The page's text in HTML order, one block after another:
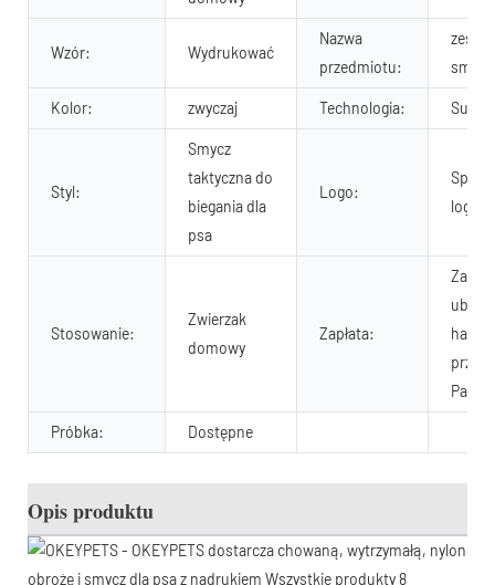
Wzór: Wydrukować
Nazwa
przedmiotu:
Kolor: zwyczaj Technologia:
Styl:
Smycz
taktyczna do
biegania dla
psa
Logo:
logo
Stosowanie:
Zwierzak
domowy
Zapłata:
Próbka: Dostępne
Opis produktu